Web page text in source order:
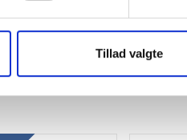
Tillad valgte